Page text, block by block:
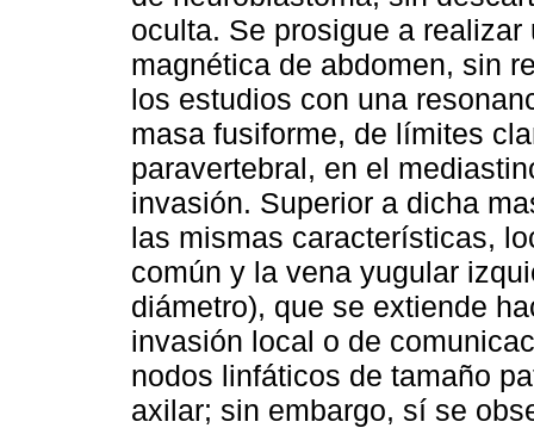
oculta. Se prosigue a
magnética de abdomen, sin
los estudios con una
masa fusiforme, de límites
paravertebral, en el
invasión. Superior a dicha
las mismas características,
común y la vena yugular
diámetro), que se extiende
invasión local o de
nodos linfáticos de tamaño
axilar; sin embargo, sí se